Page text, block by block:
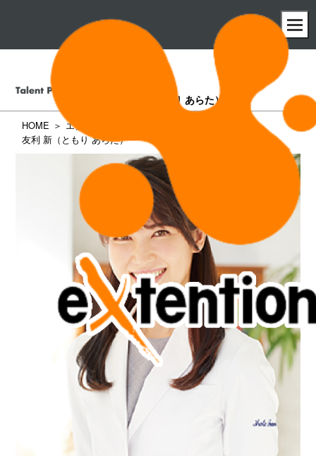
（ともり あらた）
HOME
エクステンション所属タレント一覧
友利 新（ともり あらた）